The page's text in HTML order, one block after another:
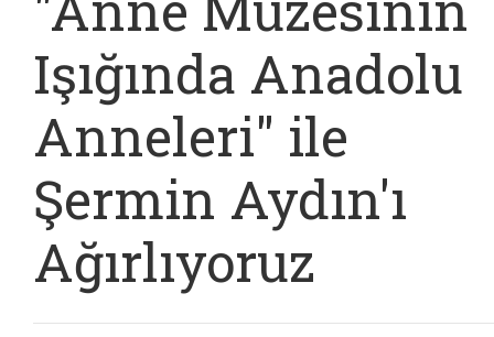
Işığında Anadolu
Anneleri" ile
Şermin Aydın'ı
Ağırlıyoruz